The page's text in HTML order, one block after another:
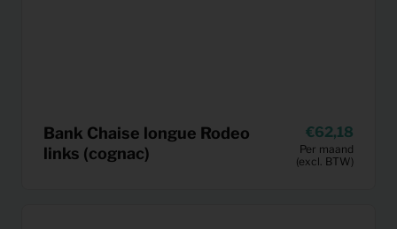
Bank Chaise longue Rodeo
links (cognac)
62,18
Per maand
(excl. BTW)